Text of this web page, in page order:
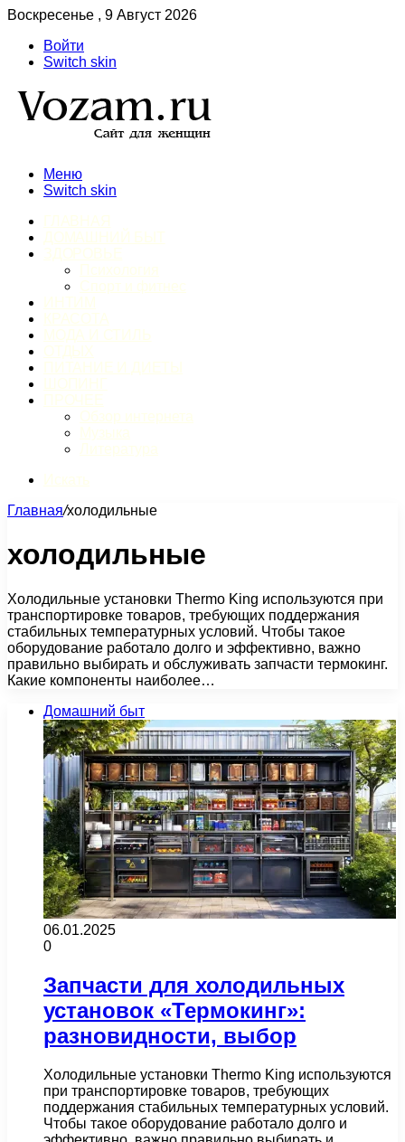
Воскресенье , 9 Август 2026
Войти
Switch skin
Меню
Switch skin
Главная/холодильные
холодильные
Холодильные установки Thermo King используются при
транспортировке товаров, требующих поддержания
стабильных температурных условий. Чтобы такое
оборудование работало долго и эффективно, важно
правильно выбирать и обслуживать запчасти термокинг.
Какие компоненты наиболее…
Домашний быт
06.01.2025
0
Запчасти для холодильных
установок «Термокинг»:
разновидности, выбор
Холодильные установки Thermo King используются
при транспортировке товаров, требующих
поддержания стабильных температурных условий.
Чтобы такое оборудование работало долго и